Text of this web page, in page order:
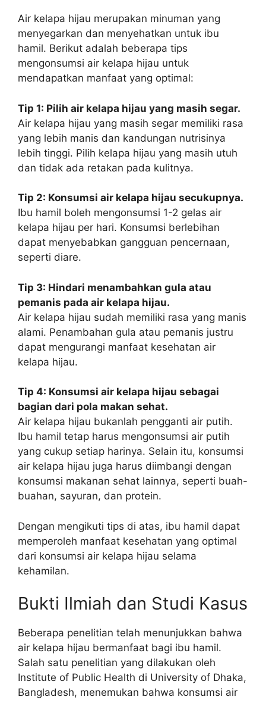
Air kelapa hijau merupakan minuman yang
menyegarkan dan menyehatkan untuk ibu
hamil. Berikut adalah beberapa tips
mengonsumsi air kelapa hijau untuk
mendapatkan manfaat yang optimal:
Tip 1: Pilih air kelapa hijau yang masih segar.
Air kelapa hijau yang masih segar memiliki rasa
yang lebih manis dan kandungan nutrisinya
lebih tinggi. Pilih kelapa hijau yang masih utuh
dan tidak ada retakan pada kulitnya.
Tip 2: Konsumsi air kelapa hijau secukupnya.
Ibu hamil boleh mengonsumsi 1-2 gelas air
kelapa hijau per hari. Konsumsi berlebihan
dapat menyebabkan gangguan pencernaan,
seperti diare.
Tip 3: Hindari menambahkan gula atau
pemanis pada air kelapa hijau.
Air kelapa hijau sudah memiliki rasa yang manis
alami. Penambahan gula atau pemanis justru
dapat mengurangi manfaat kesehatan air
kelapa hijau.
Tip 4: Konsumsi air kelapa hijau sebagai
bagian dari pola makan sehat.
Air kelapa hijau bukanlah pengganti air putih.
Ibu hamil tetap harus mengonsumsi air putih
yang cukup setiap harinya. Selain itu, konsumsi
air kelapa hijau juga harus diimbangi dengan
konsumsi makanan sehat lainnya, seperti buah-
buahan, sayuran, dan protein.
Dengan mengikuti tips di atas, ibu hamil dapat
memperoleh manfaat kesehatan yang optimal
dari konsumsi air kelapa hijau selama
kehamilan.
Bukti Ilmiah dan Studi Kasus
Beberapa penelitian telah menunjukkan bahwa
air kelapa hijau bermanfaat bagi ibu hamil.
Salah satu penelitian yang dilakukan oleh
Institute of Public Health di University of Dhaka,
Bangladesh, menemukan bahwa konsumsi air